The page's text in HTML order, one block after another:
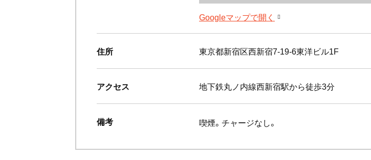
Googleマップで開く
住所 東京都新宿区西新宿7-19-6東洋ビル1F
アクセス 地下鉄丸ノ内線西新宿駅から徒歩3分
備考 喫煙。チャージなし。